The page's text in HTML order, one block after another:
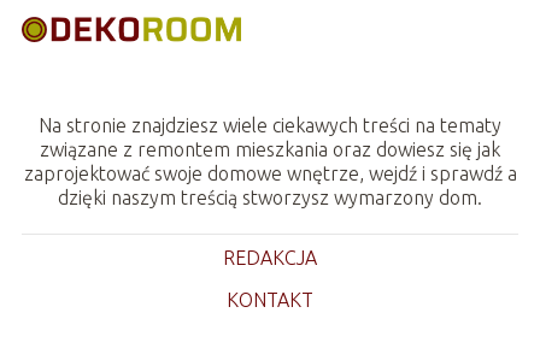
Na stronie znajdziesz wiele ciekawych treści na tematy
związane z remontem mieszkania oraz dowiesz się jak
zaprojektować swoje domowe wnętrze, wejdź i sprawdź a
dzięki naszym treścią stworzysz wymarzony dom.
REDAKCJA
KONTAKT